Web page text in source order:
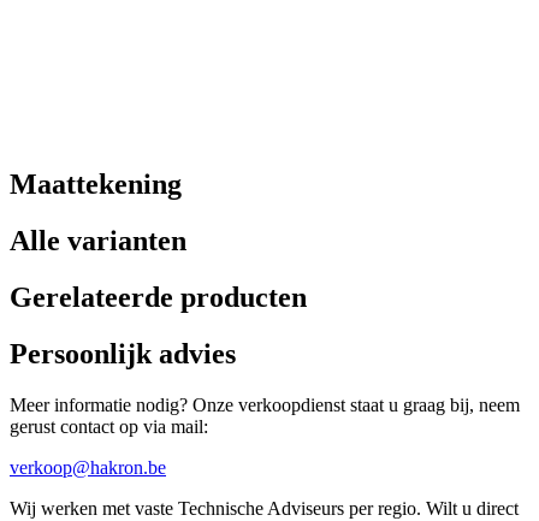
Maattekening
Alle varianten
Gerelateerde producten
Persoonlijk advies
Meer informatie nodig? Onze verkoopdienst staat u graag bij, neem
gerust contact op via mail:
verkoop@hakron.be
Wij werken met vaste Technische Adviseurs per regio. Wilt u direct